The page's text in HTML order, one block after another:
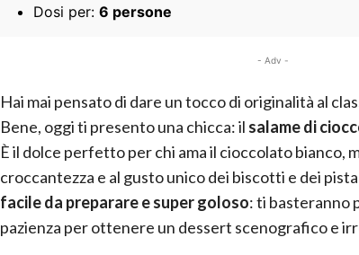
Dosi per: 6 persone
- Adv -
Hai mai pensato di dare un tocco di originalità al
Bene, oggi ti presento una chicca: il salame di
È il dolce perfetto per chi ama il cioccolato bianco,
croccantezza e al gusto unico dei biscotti e dei
facile da preparare e super goloso: ti basteranno
pazienza per ottenere un dessert scenografico e